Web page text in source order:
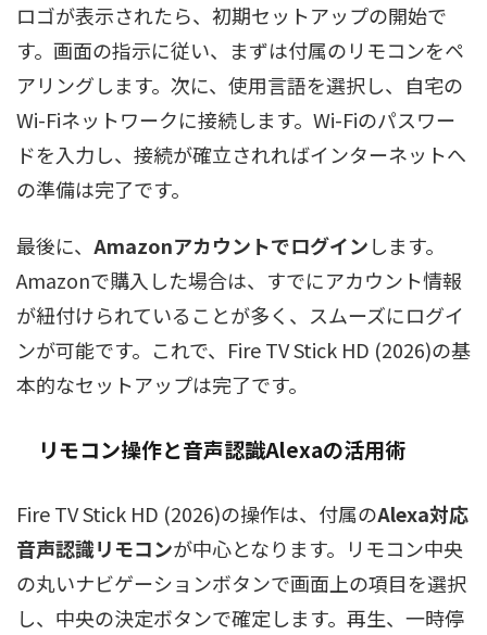
ロゴが表示されたら、初期セットアップの開始で
す。画面の指示に従い、まずは付属のリモコンをペ
アリングします。次に、使用言語を選択し、自宅の
Wi-Fiネットワークに接続します。Wi-Fiのパスワー
ドを入力し、接続が確立されればインターネットへ
の準備は完了です。
最後に、 Amazonアカウントでログインします。
Amazonで購入した場合は、すでにアカウント情報
が紐付けられていることが多く、スムーズにログイ
ンが可能です。これで、Fire TV Stick HD (2026)の基
本的なセットアップは完了です。
リモコン操作と音声認識Alexaの活用術
Fire TV Stick HD (2026)の操作は、付属のAlexa対応
音声認識リモコンが中心となります。リモコン中央
の丸いナビゲーションボタンで画面上の項目を選択
し、中央の決定ボタンで確定します。再生、一時停